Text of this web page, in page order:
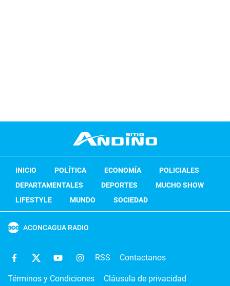
INICIO POLÍTICA ECONOMÍA
POLICIALES
DEPARTAMENTALES
DEPORTES
MUCHO SHOW
LIFESTYLE
MUNDO SOCIEDAD
ACONCAGUA RADIO
RSS Contactanos
Términos y Condiciones Cláusula de privacidad